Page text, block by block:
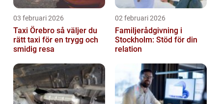
03 februari 2026
Taxi Örebro så väljer du
rätt taxi för en trygg och
smidig resa
02 februari 2026
Familjerådgivning i
Stockholm: Stöd för din
relation